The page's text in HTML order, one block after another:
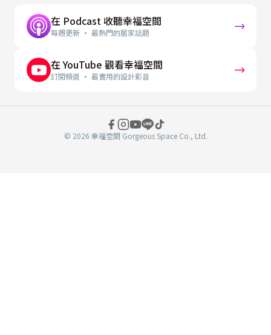
在 Podcast 收聽幸福空間
每週更新 · 最熱門的居家話題
在 YouTube 觀看幸福空間
訂閱頻道 · 最實用的設計影音
© 2026 幸福空間 Gorgeous Space Co., Ltd.